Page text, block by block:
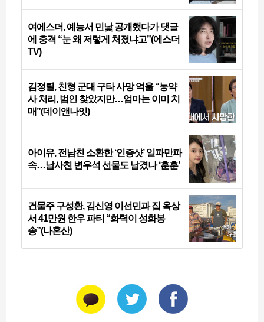
여에스더, 예능서 민낯 공개했다가 댓글
에 충격 “눈 왜 저렇게 처졌냐고”(에스더
TV)
김정렬, 친형 군대 구타 사망 억울 “농약
사 처리, 범인 찾았지만…엄마는 이미 치
매”(데이앤나잇)
아이유, 전남친 소환한 ‘인증샷’ 일파만파
속…남사친 변우석 선물도 남겼나 ‘훈훈’
건물주 구성환, 김신영 이선민과 집 옥상
서 41만원 한우 파티 “화력이 성화봉
송”(나혼산)